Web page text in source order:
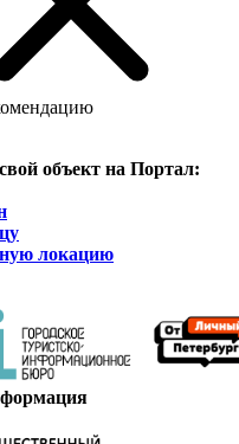
объект на Портал:
локацию